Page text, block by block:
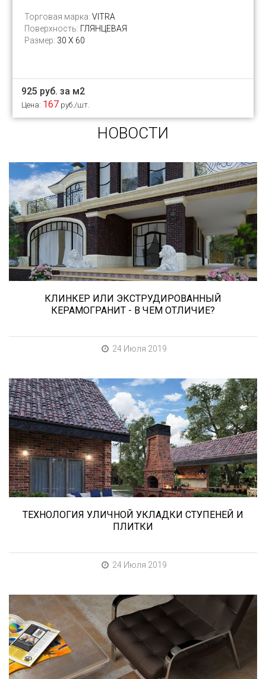
Торговая марка: VITRA
Поверхность: ГЛЯНЦЕВАЯ
Размер: 30 Х 60
925 руб. за м2
Цена: 167 руб./шт.
НОВОСТИ
Сегодня «клинкером» называют все подряд...
и напольную плитку и ступени (фронтальные,
угловые) для облицовки крыльца, фасадную
плитку и другие материалы преимущественно
для экстерьерной отделки домов, зон
мангала, барбекю, лестниц и...
КЛИНКЕР ИЛИ ЭКСТРУДИРОВАННЫЙ
КЕРАМОГРАНИТ - В ЧЕМ ОТЛИЧИЕ?
24 Июля 2019
В этой статье мы расскажем о том, что
нужно учесть при выборе и укладке уличных
облицовочных материалов (ступени и плитка).
ТЕХНОЛОГИЯ УЛИЧНОЙ УКЛАДКИ СТУПЕНЕЙ И
ПЛИТКИ
24 Июля 2019
При выборе любой плитки важно важны не
только цвет и размер, но и ее
износостойкость. Как же определить
износостойкость керамической плитки и
керамогранита? Сейчас расскажем.